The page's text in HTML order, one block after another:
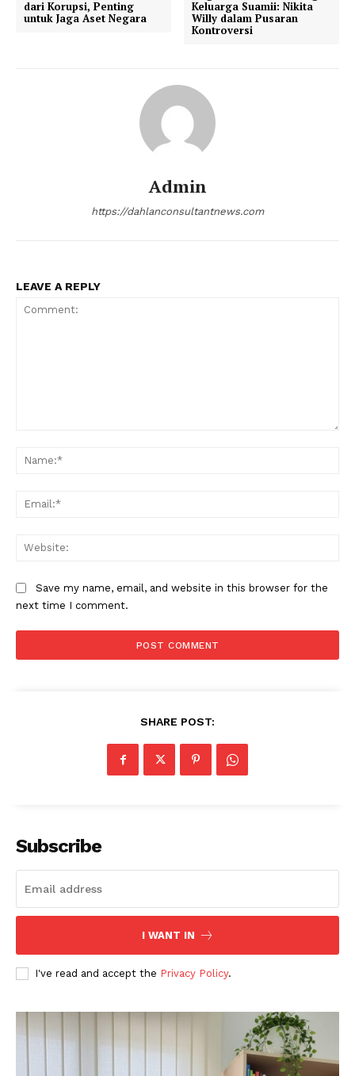
dari Korupsi, Penting
untuk Jaga Aset Negara
Keluarga Suamii: Nikita
Willy dalam Pusaran
Kontroversi
Admin
https://dahlanconsultantnews.com
LEAVE A REPLY
Save my name, email, and website in this browser for the
next time I comment.
SHARE POST:
Subscribe
I WANT IN
I've read and accept the Privacy Policy.